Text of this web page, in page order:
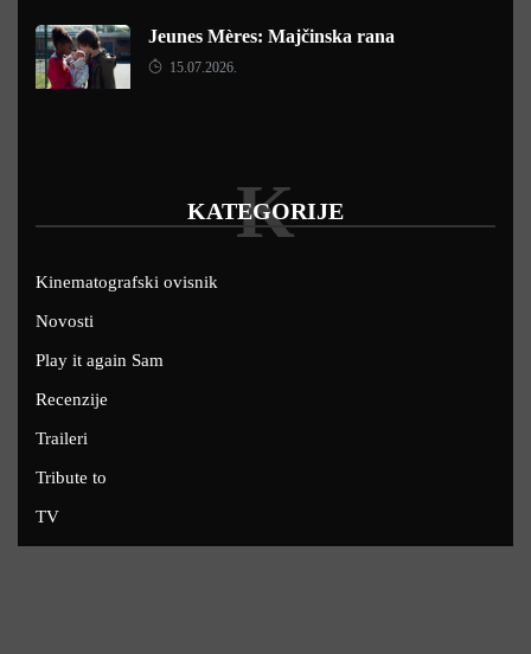
Jeunes Mères: Majčinska rana
15.07.2026.
KATEGORIJE
K
Kinematografski ovisnik
Novosti
Play it again Sam
Recenzije
Traileri
Tribute to
TV